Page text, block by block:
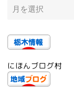
にほんブログ村